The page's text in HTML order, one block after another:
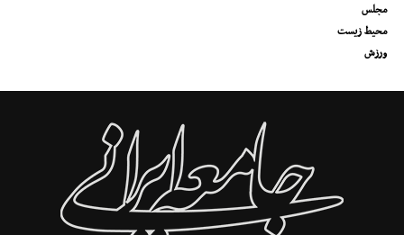
مجلس
محیط زیست
ورزش